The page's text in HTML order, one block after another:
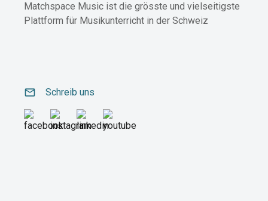
Matchspace Music ist die grösste und vielseitigste
Plattform für Musikunterricht in der Schweiz
email Schreib uns